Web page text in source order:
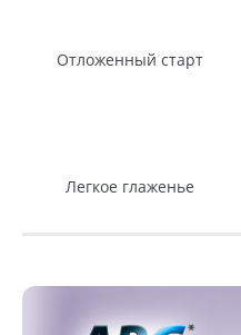
Отложенный старт
Легкое глаженье